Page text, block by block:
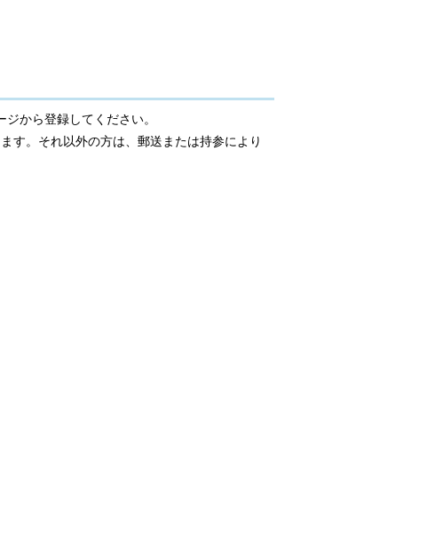
から登録してください。
す。それ以外の方は、郵送または持参により